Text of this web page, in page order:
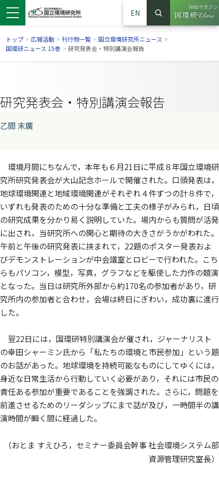
ドウで開きます）
ンドウで開きます）
ウインドウで開きます）
EN
サイト内検索
検索
Webマガジン
（別ウイ
トップ > 広報活動 > 刊行物一覧 > 国立環境研究所ニュース >
国環研ニュース 15巻 > 研究発表会・特別講演会報告
研究発表会・特別講演会報告
乙間 末廣
環境月間にちなんで，本年も６月21日に平成８年国立環境研
究所研究発表会が大山記念ホールで開催された。口頭発表は，
地球環境関連と地域環境関連がそれぞれ４件ずつの計８件で，
いずれも発表のための十分な準備と工夫の様子がみられ，日頃
の研究成果を分かり易く説明していた。場内からも質問が活発
に出され，当研究所への関心と期待の大きさがうかがわれた。
午前と午後の研究発表に挟まれて，22題のポスター発表およ
びデモンストレーションが中会議室とロビーで行われた。こち
らもパソコン，模型，写真，グラフなどを駆使した力作の競演
となった。当日は研究所外部から約170名の参加者があり，研
究所内の参加者と合わせ，会場は終日にぎわい，成功裏に進行
した。
翌22日には，国環研特別講演会が催され，ジャーナリスト
の幸田シャーミン氏から「私たちの環境と市民参加」という題
のお話があった。地球環境を持続可能なものにしてゆくには，
身近な日常生活から行動していく必要があり，それには市民の
責任ある参加が重要であることを強調された。さらに，問題を
前進させるためのリーダシップにまで話が及び，一時間半の講
演時間が瞬く間に経過した。
（おとま すえひろ，セミナー委員会幹事 社会環境システム部
資源管理研究室長）